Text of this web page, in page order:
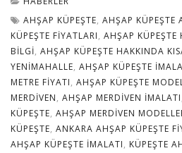
AHŞAP KÜPEŞTE, AHŞAP KÜPEŞTE
KÜPEŞTE FIYATLARI, AHŞAP KÜPEŞTE
BILGI, AHŞAP KÜPEŞTE HAKKINDA
YENIMAHALLE, AHŞAP KÜPEŞTE
METRE FIYATI, AHŞAP KÜPEŞTE
MERDIVEN, AHŞAP MERDIVEN IMALATI
KÜPEŞTE, AHŞAP MERDIVEN
KÜPEŞTE, ANKARA AHŞAP KÜPEŞTE
AHŞAP KÜPEŞTE IMALATI, KÜPEŞTE